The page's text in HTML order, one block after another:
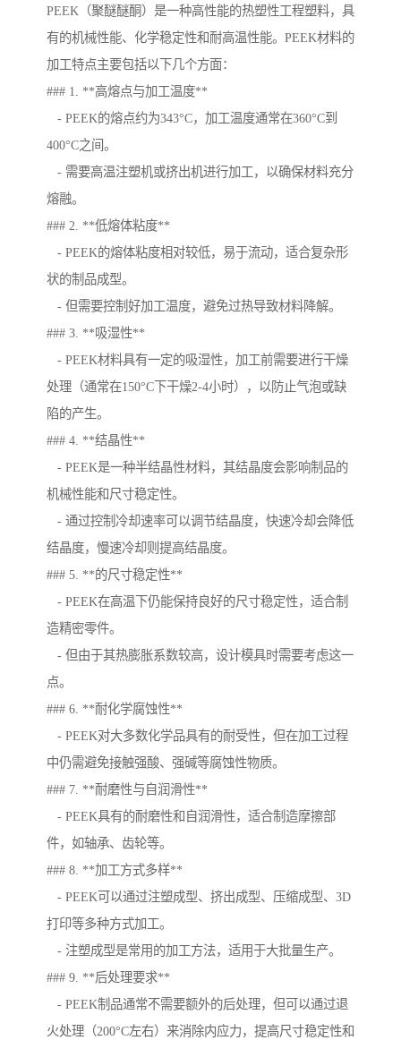
PEEK（聚醚醚酮）是一种高性能的热塑性工程塑料，具
有的机械性能、化学稳定性和耐高温性能。PEEK材料的
加工特点主要包括以下几个方面：
### 1. **高熔点与加工温度**
- PEEK的熔点约为343°C，加工温度通常在360°C到
400°C之间。
- 需要高温注塑机或挤出机进行加工，以确保材料充分
熔融。
### 2. **低熔体粘度**
- PEEK的熔体粘度相对较低，易于流动，适合复杂形
状的制品成型。
- 但需要控制好加工温度，避免过热导致材料降解。
### 3. **吸湿性**
- PEEK材料具有一定的吸湿性，加工前需要进行干燥
处理（通常在150°C下干燥2-4小时），以防止气泡或缺
陷的产生。
### 4. **结晶性**
- PEEK是一种半结晶性材料，其结晶度会影响制品的
机械性能和尺寸稳定性。
- 通过控制冷却速率可以调节结晶度，快速冷却会降低
结晶度，慢速冷却则提高结晶度。
### 5. **的尺寸稳定性**
- PEEK在高温下仍能保持良好的尺寸稳定性，适合制
造精密零件。
- 但由于其热膨胀系数较高，设计模具时需要考虑这一
点。
### 6. **耐化学腐蚀性**
- PEEK对大多数化学品具有的耐受性，但在加工过程
中仍需避免接触强酸、强碱等腐蚀性物质。
### 7. **耐磨性与自润滑性**
- PEEK具有的耐磨性和自润滑性，适合制造摩擦部
件，如轴承、齿轮等。
### 8. **加工方式多样**
- PEEK可以通过注塑成型、挤出成型、压缩成型、3D
打印等多种方式加工。
- 注塑成型是常用的加工方法，适用于大批量生产。
### 9. **后处理要求**
- PEEK制品通常不需要额外的后处理，但可以通过退
火处理（200°C左右）来消除内应力，提高尺寸稳定性和